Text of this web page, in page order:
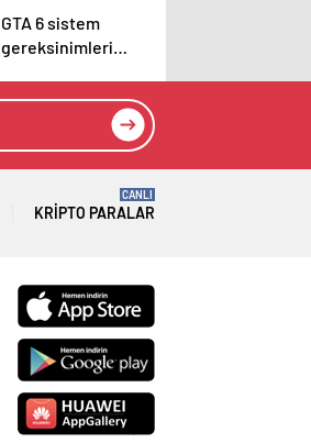
GTA 6 sistem
gereksinimleri
GB boş alan istiyor?
KRIPTO PARALAR
CANLI